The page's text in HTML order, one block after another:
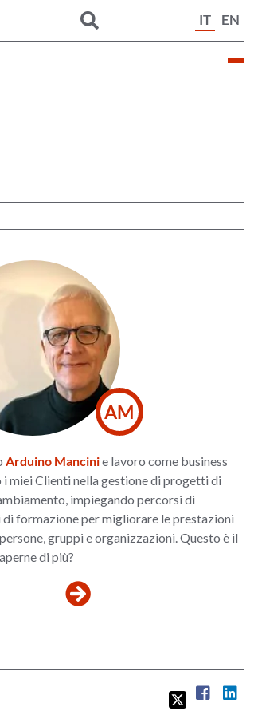
IT EN
AM
Arduino Mancinie lavoro come business
i miei Clienti nella gestione di progetti di
impiegando percorsi di
di formazione per migliorare le prestazioni
gruppi e organizzazioni. Questo è il
di più?